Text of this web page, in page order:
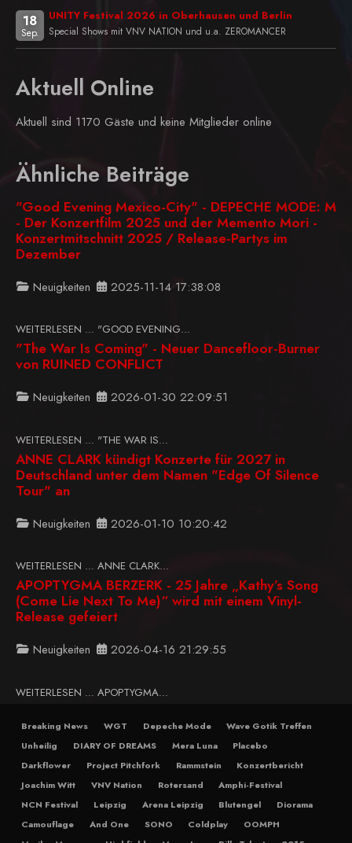
18
Sep.
UNITY Festival 2026 in Oberhausen und Berlin
Special Shows mit VNV NATION und u.a. ZEROMANCER
Aktuell Online
Aktuell sind 1170 Gäste und keine Mitglieder online
Ähnliche Beiträge
"Good Evening Mexico-City" - DEPECHE MODE: M
- Der Konzertfilm 2025 und der Memento Mori -
Konzertmitschnitt 2025 / Release-Partys im
Dezember
Neuigkeiten 2025-11-14 17:38:08
WEITERLESEN … "GOOD EVENING...
"The War Is Coming" - Neuer Dancefloor-Burner
von RUINED CONFLICT
Neuigkeiten 2026-01-30 22:09:51
WEITERLESEN … "THE WAR IS...
ANNE CLARK kündigt Konzerte für 2027 in
Deutschland unter dem Namen "Edge Of Silence
Tour" an
Neuigkeiten 2026-01-10 10:20:42
WEITERLESEN … ANNE CLARK...
APOPTYGMA BERZERK - 25 Jahre „Kathy’s Song
(Come Lie Next To Me)“ wird mit einem Vinyl-
Release gefeiert
Neuigkeiten 2026-04-16 21:29:55
WEITERLESEN … APOPTYGMA...
Breaking News WGT Depeche Mode
Wave Gotik Treffen
Unheilig
DIARY OF DREAMS Mera Luna
Placebo
Darkflower
Project Pitchfork Rammstein
Konzertbericht
Joachim Witt
VNV Nation Rotersand
Amphi-Festival
NCN Festival
Leipzig Arena Leipzig Blutengel
Diorama
Camouflage
And One SONO Coldplay
OOMPH